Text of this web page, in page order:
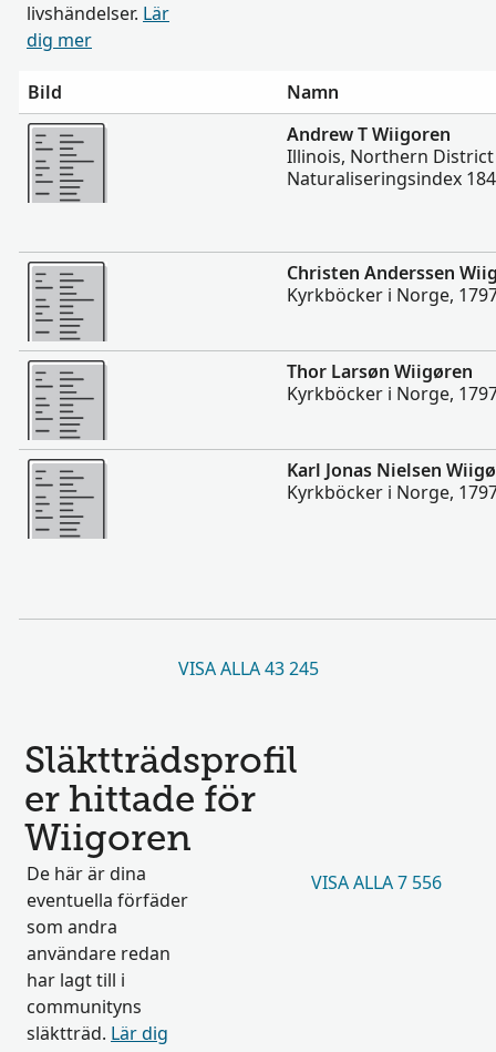
livshändelser. Lär
dig mer
Bild
Namn
Mer
Andrew T Wiigoren
Illinois, Northern District
Naturaliseringsindex
Mer
Christen Anderssen
Kyrkböcker i Norge,
Mer
Thor Larsøn Wiigøren
Kyrkböcker i Norge,
Mer
Karl Jonas Nielsen
Kyrkböcker i Norge,
VISA ALLA 43 245
Släktträdsprofil
er hittade för
Wiigoren
De här är dina
eventuella förfäder
som andra
användare redan
har lagt till i
communityns
släktträd. Lär dig
VISA ALLA 7 556